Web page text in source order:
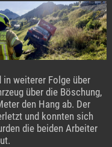
weiterer Folge über
über die Böschung,
den Hang ab. Der
und konnten sich
die beiden Arbeiter